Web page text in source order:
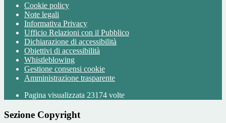
Cookie policy
Note legali
Informativa Privacy
Ufficio Relazioni con il Pubblico
Dichiarazione di accessibilità
Obiettivi di accessibilità
Whistleblowing
Gestione consensi cookie
Amministrazione trasparente
Pagina visualizzata 23174 volte
Sezione Copyright